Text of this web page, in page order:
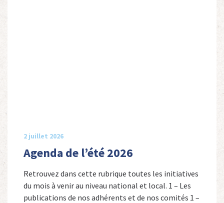
2 juillet 2026
Agenda de l’été 2026
Retrouvez dans cette rubrique toutes les initiatives
du mois à venir au niveau national et local. 1 – Les
publications de nos adhérents et de nos comités 1 –